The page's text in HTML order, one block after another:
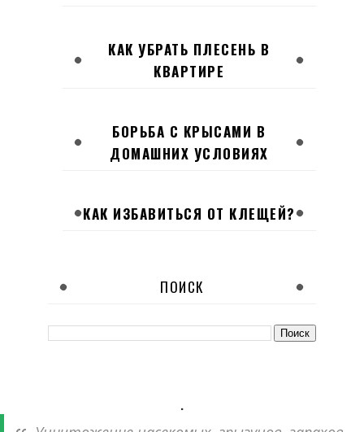
КАК УБРАТЬ ПЛЕСЕНЬ В
КВАРТИРЕ
БОРЬБА С КРЫСАМИ В
ДОМАШНИХ УСЛОВИЯХ
КАК ИЗБАВИТЬСЯ ОТ КЛЕЩЕЙ?
ПОИСК
.